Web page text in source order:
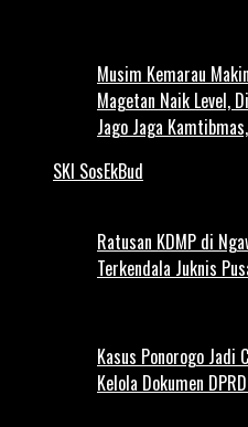
Musim Kemarau
Magetan Naik Level,
Jago Jaga
SKI SosEkBud
Ratusan KDMP di
Terkendala Juknis
Kasus Ponorogo Jadi
Kelola Dokumen